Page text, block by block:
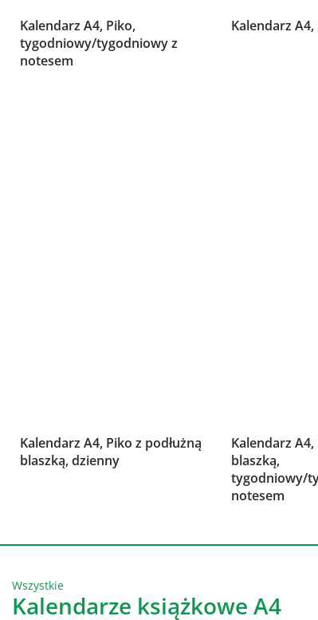
Kalendarz A4, Piko,
tygodniowy/tygodniowy z
notesem
Kalendarz
Kalendarz A4, Piko z podłużną
blaszką, dzienny
Kalendarz A4,
blaszką,
tygodniowy/
notesem
Wszystkie
Kalendarze książkowe A4